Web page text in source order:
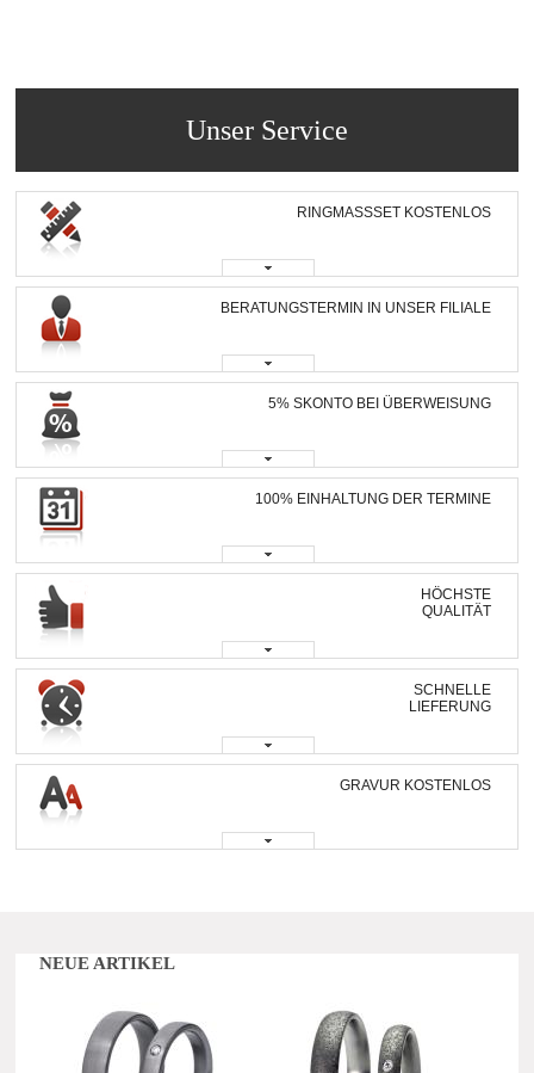
Unser Service
RINGMASSSET KOSTENLOS
BERATUNGSTERMIN IN UNSER FILIALE
5% SKONTO BEI ÜBERWEISUNG
100% EINHALTUNG DER TERMINE
HÖCHSTE
QUALITÄT
SCHNELLE
LIEFERUNG
GRAVUR KOSTENLOS
NEUE ARTIKEL